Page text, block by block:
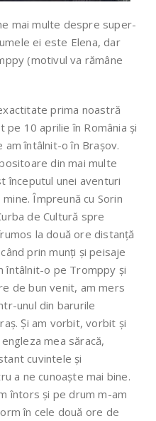
mai multe despre super-
ei este Elena, dar
(motivul va rămâne
prima noastră
pe 10 aprilie în România și
am întâlnit-o în Brașov.
din mai multe
începutul unei aventuri
Împreună cu Sorin
de Cultură spre
la două ore distanță
prin munți și peisaje
întâlnit-o pe Tromppy și
de bun venit, am mers
unul din barurile
Și am vorbit, vorbit și
mea săracă,
cuvintele și
a ne cunoaște mai bine.
întors și pe drum m-am
în cele două ore de